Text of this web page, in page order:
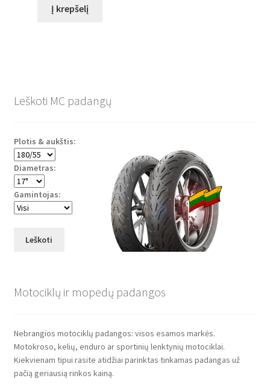
Į krepšelį
Leškoti MC padangų
Plotis & aukštis:
Diametras:
Gamintojas:
Leškoti
Motociklų ir mopedų padangos
Nebrangios motociklų padangos: visos esamos markės.
Motokroso, kelių, enduro ar sportinių lenktynių motociklai.
Kiekvienam tipui rasite atidžiai parinktas tinkamas padangas už
pačią geriausią rinkos kainą.